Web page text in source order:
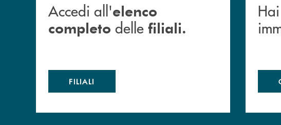
Accedi all'elenco
completo delle filiali.
FILIALI